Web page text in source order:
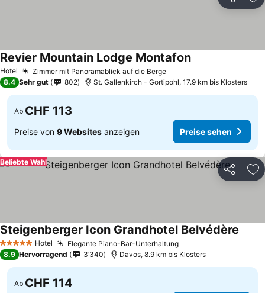
Teilen
Hotel Zimmer mit Panoramablick auf die Berge
Revier Mountain Lodge Montafon
8.4 Sehr gut 802 St. Gallenkirch - Gortipohl, 17.9 km bis Klosters
Ab CHF 113
Preise von 9 Websites anzeigen Preise sehen
Teilen
Beliebte Wahl
5 Sterne Hotel Elegante Piano-Bar-Unterhaltung
Steigenberger Icon Grandhotel Belvédère
8.9 Hervorragend 3’340 Davos, 8.9 km bis Klosters
Ab CHF 114